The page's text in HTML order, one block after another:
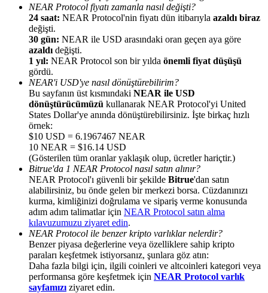
Arkadaşını davet et, nakit ödüller kazan
BTC Welcome Rewards
BTC Welcome Rewards
Deposit & Trade BTC to Share 25000 USDT prize pool!
Deposit CASHCAT & Win
Share 500000 CASHCAT prize pool
NEAR Protocol fiyatı zamanla nasıl değişti?
24 saat: NEAR Protocol'nin fiyatı dün itibarıyla azaldı biraz
değişti.
30 gün: NEAR ile USD arasındaki oran geçen aya göre
azaldı değişti.
1 yıl: NEAR Protocol son bir yılda önemli fiyat düşüşü
gördü.
NEAR'i USD'ye nasıl dönüştürebilirim?
Bu sayfanın üst kısmındaki NEAR ile USD
dönüştürücümüzü kullanarak NEAR Protocol'yi United
States Dollar'ye anında dönüştürebilirsiniz. İşte birkaç hızlı
örnek:
$10 USD = 6.1967467 NEAR
10 NEAR = $16.14 USD
(Gösterilen tüm oranlar yaklaşık olup, ücretler hariçtir.)
Bitrue'da 1 NEAR Protocol nasıl satın alınır?
NEAR Protocol'ı güvenli bir şekilde Bitrue'dan satın
alabilirsiniz, bu önde gelen bir merkezi borsa. Cüzdanınızı
kurma, kimliğinizi doğrulama ve sipariş verme konusunda
adım adım talimatlar için NEAR Protocol satın alma
kılavuzumuzu ziyaret edin.
NEAR Protocol ile benzer kripto varlıklar nelerdir?
Benzer piyasa değerlerine veya özelliklere sahip kripto
paraları keşfetmek istiyorsanız, şunlara göz atın:
Daha fazla bilgi için, ilgili coinleri ve altcoinleri kategori veya
performansa göre keşfetmek için NEAR Protocol varlık
sayfamızı ziyaret edin.